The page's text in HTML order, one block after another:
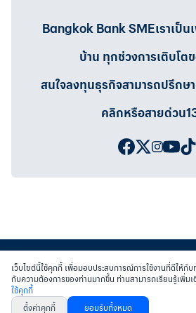
Bangkok Bank SMEเราเป็
บ้าน ทุกช่วงการเติบโต
สนใจลงทุนธุรกิจสามารถปรึกษ
คลิกหรือสายด่วน
สงวนสิทธิ์ พ.ศ.2558 บมจ.ธนาคารกรุงเทพฯ
หนังสือแจ้งการคุ้มครองข้อมูลส่วนบุคคล
เว็บไซต์นี้ใช้คุกกี้ เพื่อมอบประสบการณ์การใช้งานที่ดีให้กั
กับความต้องการของท่านมากขึ้น ท่านสามารถเรียนรู้เพิ่ม
ใช้คุกกี้
ตั้งค่าคุกกี้
ยอมรับทั้งหมด